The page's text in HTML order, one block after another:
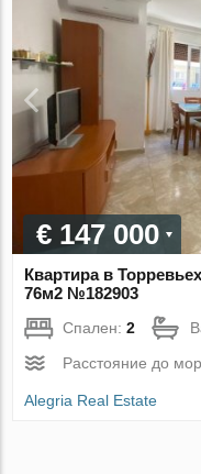
€ 147 000
Квартира в
76м2 №182903
Спален:2
Расстояние до
Alegria Real Estate